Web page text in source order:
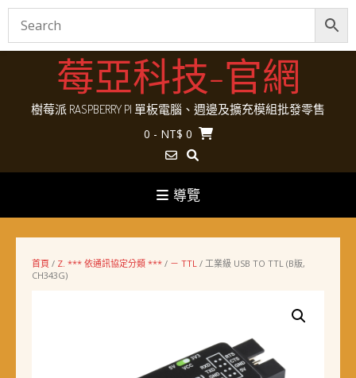
Skip
莓亞科技-官網
樹莓派 RASPBERRY PI 單板電腦、週邊及擴充模組批發零售
0 - NT$ 0
導覽
首頁 / Z. *** 依通訊協定分類 *** / － TTL / 工業級 USB TO TTL (B版,
CH343G)